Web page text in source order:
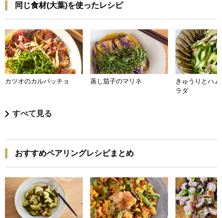
同じ食材(大葉)を使ったレシピ
カツオのカルパッチョ 蒸し茄子のマリネ
きゅうりとハ
ラダ
すべて見る
おすすめペアリングレシピまとめ